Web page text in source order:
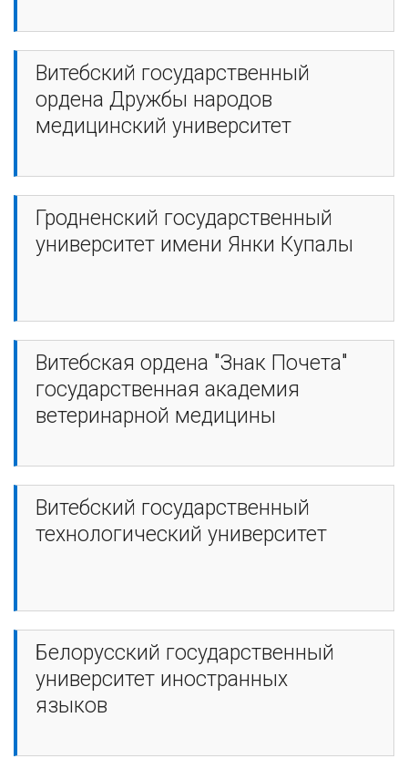
Витебский государственный
ордена Дружбы народов
медицинский университет
Гродненский государственный
университет имени Янки Купалы
Витебская ордена "Знак Почета"
государственная академия
ветеринарной медицины
Витебский государственный
технологический университет
Белорусский государственный
университет иностранных
языков